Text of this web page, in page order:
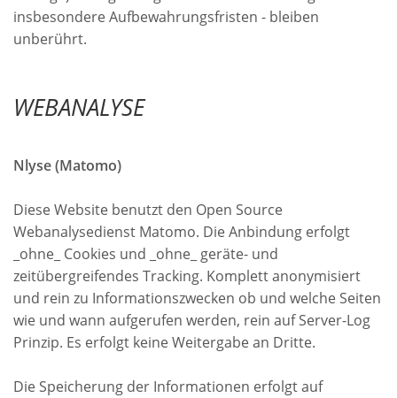
insbesondere Aufbewahrungsfristen - bleiben
unberührt.
WEBANALYSE
Nlyse (Matomo)
Diese Website benutzt den Open Source
Webanalysedienst Matomo. Die Anbindung erfolgt
_ohne_ Cookies und _ohne_ geräte- und
zeitübergreifendes Tracking. Komplett anonymisiert
und rein zu Informationszwecken ob und welche Seiten
wie und wann aufgerufen werden, rein auf Server-Log
Prinzip. Es erfolgt keine Weitergabe an Dritte.
Die Speicherung der Informationen erfolgt auf